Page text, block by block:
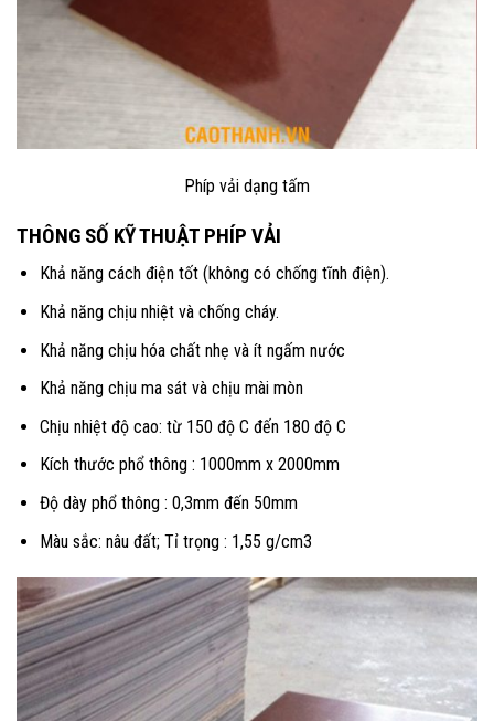
Phíp vải dạng tấm
THÔNG SỐ KỸ THUẬT PHÍP VẢI
Khả năng cách điện tốt (không có chống tĩnh điện).
Khả năng chịu nhiệt và chống cháy.
Khả năng chịu hóa chất nhẹ và ít ngấm nước
Khả năng chịu ma sát và chịu mài mòn
Chịu nhiệt độ cao: từ 150 độ C đến 180 độ C
Kích thước phổ thông : 1000mm x 2000mm
Độ dày phổ thông : 0,3mm đến 50mm
Màu sắc: nâu đất; Tỉ trọng : 1,55 g/cm3